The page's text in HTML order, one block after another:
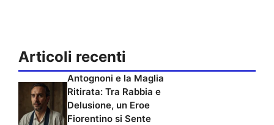
Articoli recenti
Antognoni e la Maglia
Ritirata: Tra Rabbia e
Delusione, un Eroe
Fiorentino si Sente